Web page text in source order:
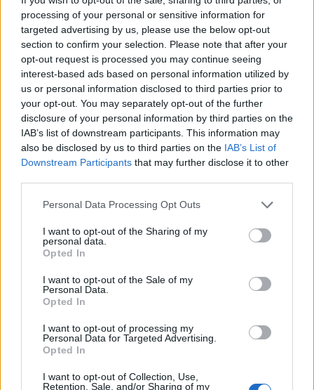
processing of your personal or sensitive information for
targeted advertising by us, please use the below opt-out
section to confirm your selection. Please note that after your
opt-out request is processed you may continue seeing
interest-based ads based on personal information utilized by
us or personal information disclosed to third parties prior to
your opt-out. You may separately opt-out of the further
disclosure of your personal information by third parties on the
IAB’s list of downstream participants. This information may
also be disclosed by us to third parties on the IAB’s List of
Downstream Participants that may further disclose it to other
Personal Data Processing Opt Outs
I want to opt-out of the Sharing of my
personal data.
Opted In
I want to opt-out of the Sale of my
Personal Data.
Opted In
I want to opt-out of processing my
Personal Data for Targeted Advertising.
Opted In
I want to opt-out of Collection, Use,
Retention, Sale, and/or Sharing of my
Sopotnik Zoltán
2026. augusztus 8.
Zima néni nem hisz a hőkupolában. Szerinte ez a hatalmas meleg a
Magyar Péterék műve. Azért, hogy lezárhassák a Paksi
Atomerőművet. Amit biztosan nem fognak újraindítani. Megmondta
a Báró is, akinek valami víz-és energiaügyi szakember volt az apja,
hogy nem fogják.
történt a kommenttől a kirúgásokig” | Gavra és Kóczián a
Visszhangkamrában
A kormány energiaválság-kezeléséről, a zűrzavaros közmédia-
ügyről, Magyar Péter személyzeti politikájáról és
kommunikációjáról, valamint az ellenzék gyenge szerepléséről is
adásában.
Iván Ildikó